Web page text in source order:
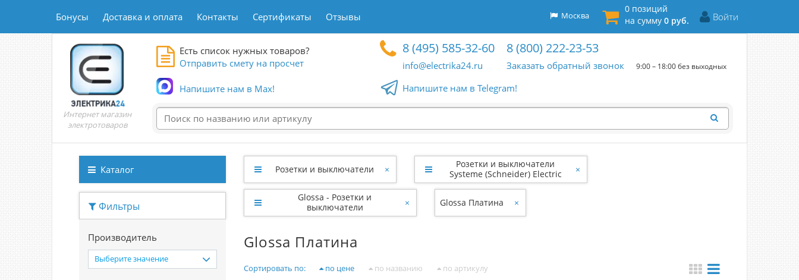
Бонусы Доставка и оплата Контакты Сертификаты Отзывы Войти
0 позиций
на сумму 0 руб.
Москва
Интернет магазин
электротоваров
Есть список нужных товаров?
Отправить смету на просчет
Напишите нам в Max!
8 (495) 585-32-60
info@electrika24.ru
8 (800) 222-23-53
Заказать обратный звонок 9:00 – 18:00 без выходных
Напишите нам в Telegram!
Каталог
Фильтры
Производитель
Выберите значение
Розетки и выключатели ×
Розетки и выключатели
Systeme (Schneider) Electric
×
Glossa - Розетки и
выключатели
× Glossa Платина ×
Glossa Платина
Сортировать по: по цене по названию по артикулу